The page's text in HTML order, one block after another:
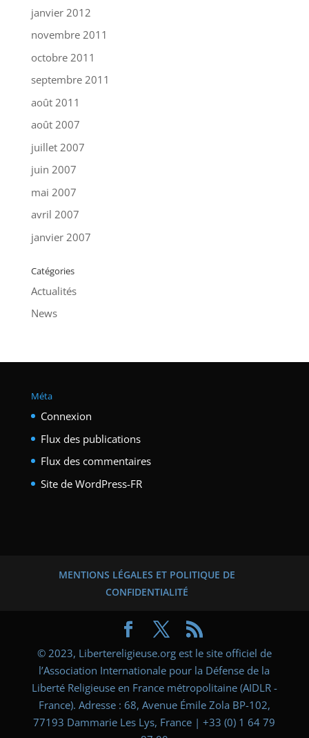
janvier 2012
novembre 2011
octobre 2011
septembre 2011
août 2011
août 2007
juillet 2007
juin 2007
mai 2007
avril 2007
janvier 2007
Catégories
Actualités
News
Méta
Connexion
Flux des publications
Flux des commentaires
Site de WordPress-FR
MENTIONS LÉGALES ET POLITIQUE DE
CONFIDENTIALITÉ
© 2023, Libertereligieuse.org est le site officiel de
l’Association Internationale pour la Défense de la
Liberté Religieuse en France métropolitaine (AIDLR -
France). Adresse : 68, Avenue Émile Zola BP-102,
77193 Dammarie Les Lys, France | +33 (0) 1 64 79